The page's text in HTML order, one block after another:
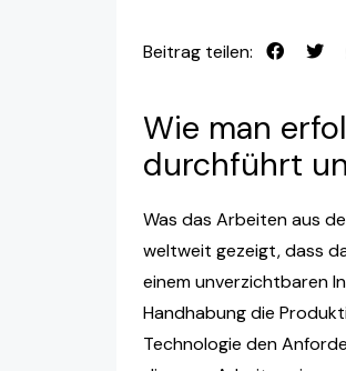
Beitrag teilen:
Wie man
durchführt
Was das Arbeiten aus
weltweit gezeigt, dass
einem unverzichtbaren
Handhabung die
Technologie den